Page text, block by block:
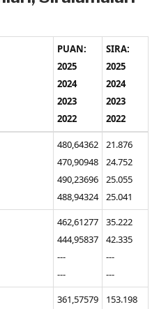
PUAN:
2025
2024
2023
2022
SIRA:
2025
2024
2023
2022
480,64362
470,90948
490,23696
488,94324
21.876
24.752
25.055
25.041
462,61277
444,95837
---
---
35.222
42.335
---
---
361,57579
153.198